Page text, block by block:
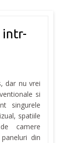
intr-
dar nu vrei
si
singurele
spatiile
camere
din